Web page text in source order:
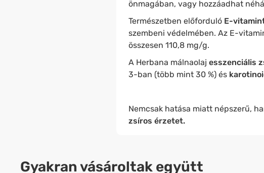
önmagában, vagy hozzáadhat
Természetben előfordulóE-
szembeni védelmében. Az E-
összesen 110,8 mg/g.
A Herbana málnaolaj esszenciális
3-ban (több mint 30 %) és
Nemcsak hatása miatt népszerű,
zsíros érzetet.
Gyakran vásároltak együtt